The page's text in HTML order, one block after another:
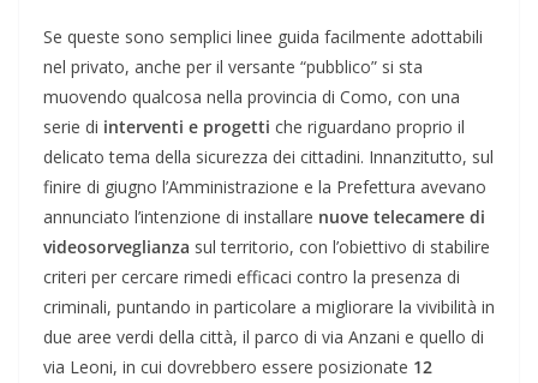
Se queste sono semplici linee guida facilmente adottabili
nel privato, anche per il versante “pubblico” si sta
muovendo qualcosa nella provincia di Como, con una
serie di interventi e progetti che riguardano proprio il
delicato tema della sicurezza dei cittadini. Innanzitutto, sul
finire di giugno l’Amministrazione e la Prefettura avevano
annunciato l’intenzione di installare nuove telecamere di
videosorveglianza sul territorio, con l’obiettivo di stabilire
criteri per cercare rimedi efficaci contro la presenza di
criminali, puntando in particolare a migliorare la vivibilità in
due aree verdi della città, il parco di via Anzani e quello di
via Leoni, in cui dovrebbero essere posizionate 12